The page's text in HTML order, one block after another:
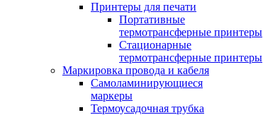
Принтеры для печати
Портативные
термотрансферные принтеры
Стационарные
термотрансферные принтеры
Маркировка провода и кабеля
Самоламинирующиеся
маркеры
Термоусадочная трубка